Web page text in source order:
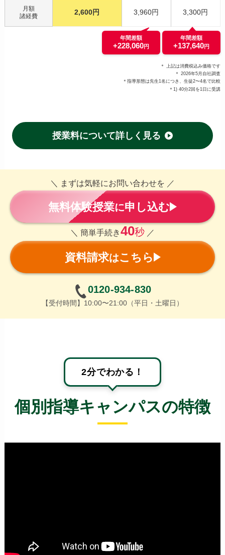
月額
諸経費
2,600円 3,960円 3,300円
年間差額
+228,060円
年間差額
+137,640円
＊ 上記は消費税込み価格です
＊ 2026年5月自社調査
＊指導形態は先生1名につき、生徒2〜4名で比較
＊1) 40分2回を1日に受講
授業料について詳しく見る
＼ まずは気軽にお問い合わせを ／
無料体験授業に申し込む
＼ 簡単手続き40秒 ／
資料請求はこちら
0120-934-830
【受付時間】10:00〜21:00（平日・土曜日）
2分でわかる！
個別指導キャンパスの特徴